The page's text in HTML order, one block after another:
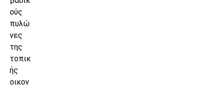
ούς
πυλώ
νες
της
τοπικ
ής
οικον